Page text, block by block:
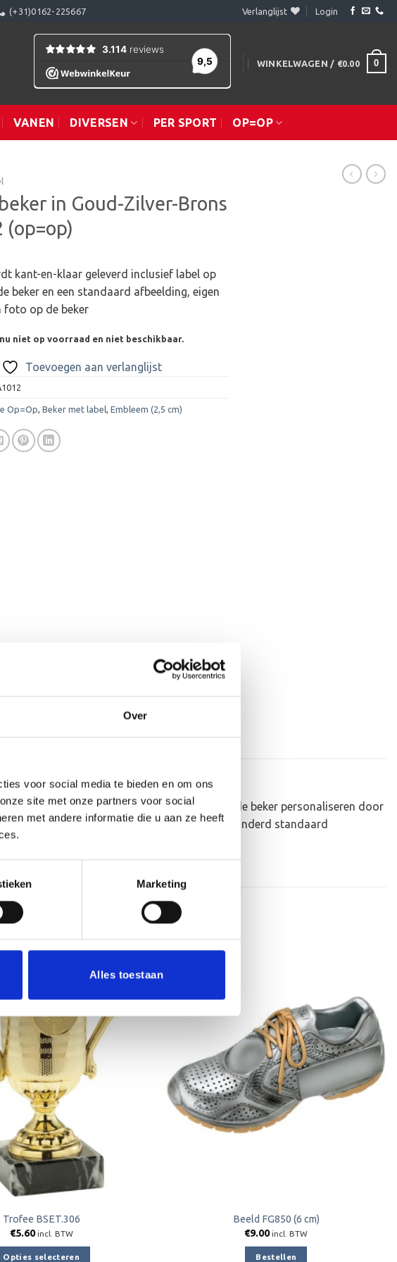
Over
voor social media te bieden en om ons
site met onze partners voor social
met andere informatie die u aan ze heeft
Marketing
Alles toestaan
(+31)0162-225667 Verlanglijst Login
WINKELWAGEN / €0.00 0
VANEN DIVERSEN PER SPORT OP=OP
in Goud-Zilver-Brons
(op=op)
kant-en-klaar geleverd inclusief label op
beker en een standaard afbeelding, eigen
foto op de beker
niet op voorraad en niet beschikbaar.
Toevoegen aan verlanglijst
Op=Op, Beker met label, Embleem (2,5 cm)
leuk cadeau om uit te reiken. We kunnen de beker personaliseren door
op plakken. Dit kan een van onze tweehonderd standaard
verlanglijst
Trofee BSET.306
€5.60 incl. BTW
Opties selecteren
Toevoegen
aan
verlanglijst
Beeld FG850 (6 cm)
€9.00 incl. BTW
Bestellen